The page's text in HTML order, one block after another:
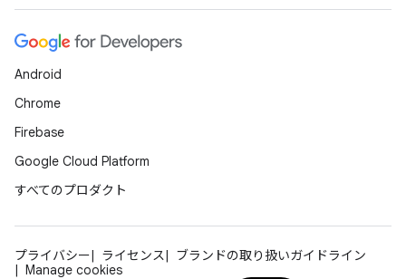
Android
Chrome
Firebase
Google Cloud Platform
すべてのプロダクト
プライバシー ライセンス
ブランドの取り扱いガイドライン
Manage cookies